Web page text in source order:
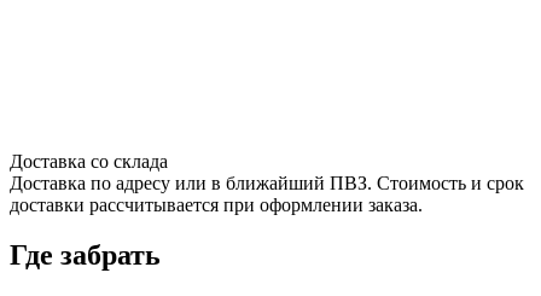
Доставка со склада
Доставка по адресу или в ближайший ПВЗ. Стоимость и срок
доставки рассчитывается при оформлении заказа.
Где забрать